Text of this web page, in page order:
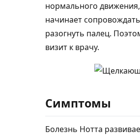
нормального
начинает
разогнуть палец.
визит к врачу.
Симптомы
Болезнь Нотта